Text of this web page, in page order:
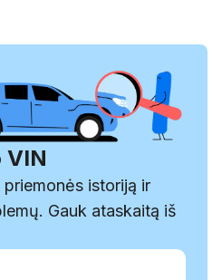
VIN
istoriją ir
Gauk ataskaitą iš